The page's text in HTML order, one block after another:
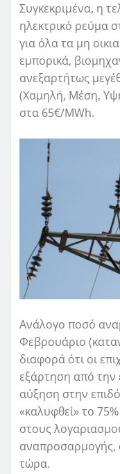
Συγκεκριμένα, η
ηλεκτρικό ρεύμα
για όλα τα μη
εμπορικά,
ανεξαρτήτως
(Χαμηλή, Μέση,
στα 65€/MWh.
Ανάλογο ποσό
Φεβρουάριο
διαφορά ότι οι
εξάρτηση από την
αύξηση στην
«καλυφθεί» το
στους
αναπροσαρμογής,
τώρα.